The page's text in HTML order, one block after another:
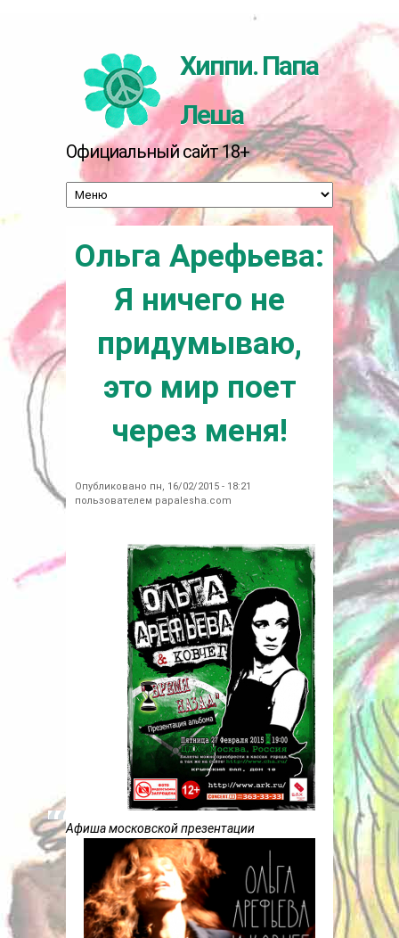
Хиппи. Папа
Леша
Официальный сайт 18+
Ольга Арефьева:
Я ничего не
придумываю,
это мир поет
через меня!
Опубликовано пн, 16/02/2015 - 18:21
пользователем papalesha.com
Афиша московской презентации